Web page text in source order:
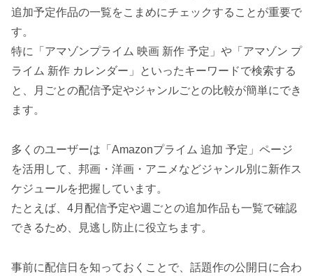
追加予定作品の一覧をこまめにチェックすることが重要で
す。
特に「アマゾンプライム 映画 新作 予定」や「アマゾン プ
ライム 新作 カレンダー」といったキーワードで検索する
と、月ごとの配信予定やジャンルごとの比較が簡単にでき
ます。
多くのユーザーは「Amazonプライム 追加 予定」ページ
を活用して、邦画・洋画・アニメなどジャンル別に新作ス
ケジュールを把握しています。
たとえば、4月配信予定や週ごとの追加作品も一覧で確認
できるため、見逃し防止に役立ちます。
事前に配信日を知っておくことで、話題作の公開日に合わ